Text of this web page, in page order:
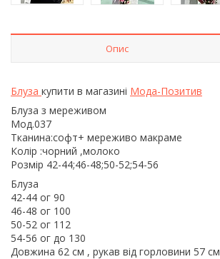
Опис
Блуза купити в магазині Мода-Позитив
Блуза з мереживом
Мод.037
Тканина:софт+ мереживо макраме
Колір :чорний ,молоко
Розмір 42-44;46-48;50-52;54-56
Блуза
42-44 ог 90
46-48 ог 100
50-52 ог 112
54-56 ог до 130
Довжина 62 см , рукав від горловини 57 см